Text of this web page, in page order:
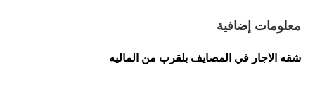
معلومات إضافية
شقه الاجار في المصايف بلقرب من الماليه